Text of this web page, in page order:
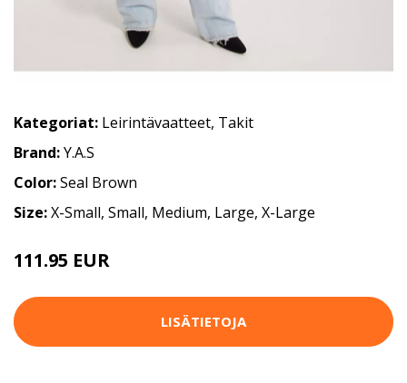
Kategoriat: Leirintävaatteet, Takit
Brand:Y.A.S
Color:Seal Brown
Size:X-Small, Small, Medium, Large, X-Large
111.95 EUR
LISÄTIETOJA